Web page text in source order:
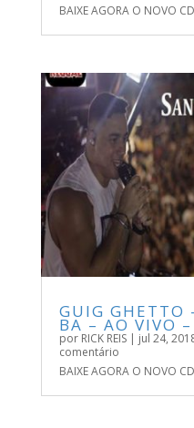
BAIXE AGORA O NOVO
GUIG GHETTO
BA – AO VIVO
por RICK REIS| jul 24,
comentário
BAIXE AGORA O NOVO